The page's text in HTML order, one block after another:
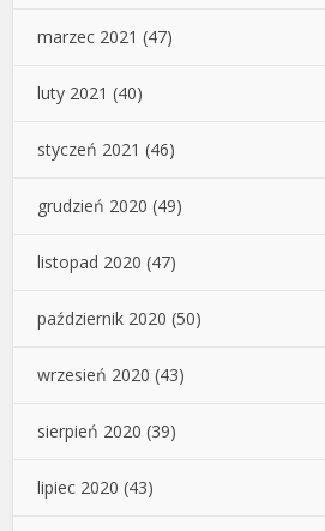
marzec 2021 (47)
luty 2021 (40)
styczeń 2021 (46)
grudzień 2020 (49)
listopad 2020 (47)
październik 2020 (50)
wrzesień 2020 (43)
sierpień 2020 (39)
lipiec 2020 (43)